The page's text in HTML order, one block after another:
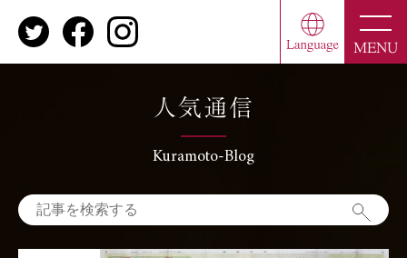
MENU
人気通信
Kuramoto-Blog